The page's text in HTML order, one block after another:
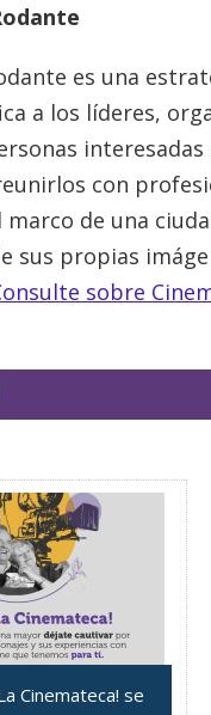
es una
a los líderes,
interesadas
con
de una
sus propias
sobre
Cinemateca! se